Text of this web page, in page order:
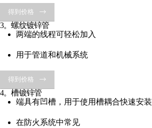
得到价格
3。螺纹镀锌管
两端的线程可轻松加入
用于管道和机械系统
得到价格
4。槽镀锌管
端具有凹槽，用于使用槽耦合快速安装
在防火系统中常见